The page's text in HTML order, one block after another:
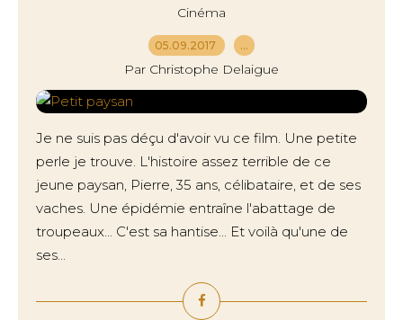
Cinéma
05.09.2017 …
Par Christophe Delaigue
Je ne suis pas déçu d'avoir vu ce film. Une petite
perle je trouve. L'histoire assez terrible de ce
jeune paysan, Pierre, 35 ans, célibataire, et de ses
vaches. Une épidémie entraîne l'abattage de
troupeaux... C'est sa hantise... Et voilà qu'une de
ses...